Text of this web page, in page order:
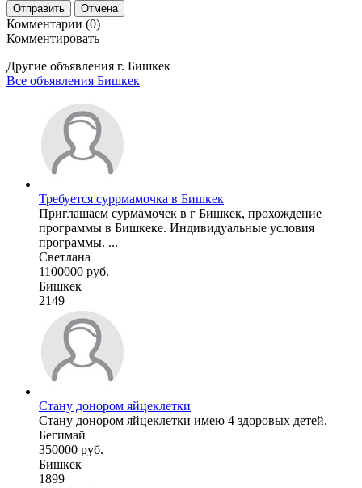
Отправить Отмена
Комментарии (0)
Комментировать
Другие объявления г. Бишкек
Все объявления Бишкек
Требуется суррмамочка в Бишкек
Приглашаем сурмамочек в г Бишкек, прохождение
программы в Бишкеке. Индивидуальные условия
программы. ...
Светлана
1100000 руб.
Бишкек
2149
Стану донором яйцеклетки
Стану донором яйцеклетки имею 4 здоровых детей.
Бегимай
350000 руб.
Бишкек
1899